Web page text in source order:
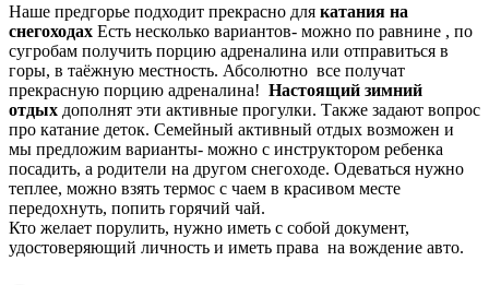
Наше предгорье подходит прекрасно для катания на
снегоходах Есть несколько вариантов- можно по равнине , по
сугробам получить порцию адреналина или отправиться в
горы, в таёжную местность. Абсолютно все получат
прекрасную порцию адреналина! Настоящий зимний
отдых дополнят эти активные прогулки. Также задают вопрос
про катание деток. Семейный активный отдых возможен и
мы предложим варианты- можно с инструктором ребенка
посадить, а родители на другом снегоходе. Одеваться нужно
теплее, можно взять термос с чаем в красивом месте
передохнуть, попить горячий чай.
Кто желает порулить, нужно иметь с собой документ,
удостоверяющий личность и иметь права на вождение авто.